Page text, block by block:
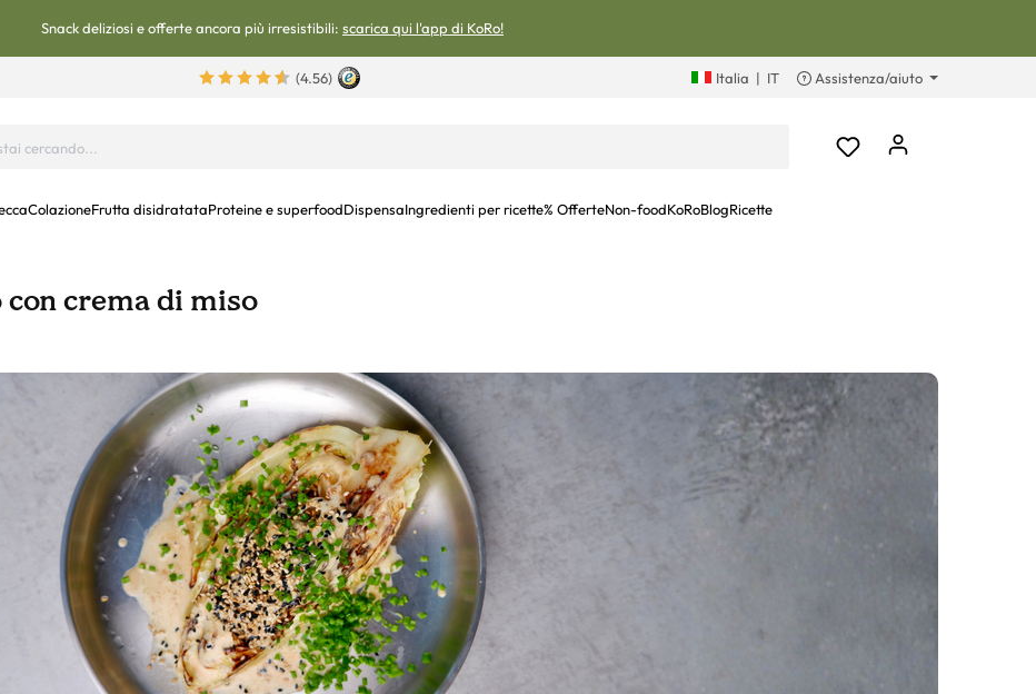
Snack deliziosi e offerte ancora più irresistibili: scarica qui l'app di KoRo!
(4.56) Italia | IT Assistenza/aiuto
ColazioneFrutta disidratataProteine e superfoodDispensaIngredienti per ricette% OfferteNon-foodKoRoBlogRicette
con crema di miso